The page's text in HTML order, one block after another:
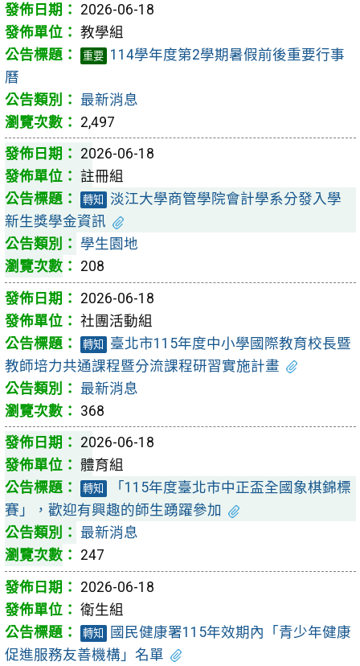
2026-06-18
教學組
重要 114學年度第2學期暑假前後重要行事
曆
最新消息
2,497
2026-06-18
註冊組
轉知
淡江大學商管學院會計學系分發入學
新生獎學金資訊
學生園地
208
2026-06-18
社團活動組
轉知
臺北市115年度中小學國際教育校長暨
教師培力共通課程暨分流課程研習實施計畫
最新消息
368
2026-06-18
體育組
轉知
「115年度臺北市中正盃全國象棋錦標
賽」，歡迎有興趣的師生踴躍參加
最新消息
247
2026-06-18
衛生組
轉知
國民健康署115年效期內「青少年健康
促進服務友善機構」名單